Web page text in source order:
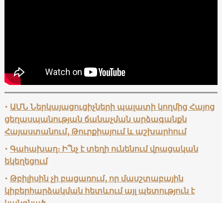
• ԱՄՆ Ներկայացուցիչների պալատի կողմից Հայոց
ցեղասպանության ճանաչման արձագանքն
Հայաստանում, Թուրքիայում և աշխարհում
• Գահախաղ։ Ի՞նչ է տեղի ունենում վրացական
եկեղեցում
• Թբիլիսին չի բացառում, որ մասշտաբային
կիբերհարձակման հետևում այլ պետություն է